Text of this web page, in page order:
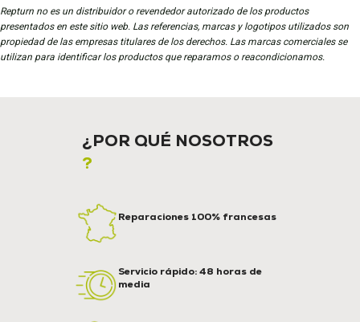
Repturn no es un distribuidor o revendedor autorizado de los productos
presentados en este sitio web. Las referencias, marcas y logotipos utilizados son
propiedad de las empresas titulares de los derechos. Las marcas comerciales se
utilizan para identificar los productos que reparamos o reacondicionamos.
¿POR QUÉ NOSOTROS
?
Reparaciones 100% francesas
Servicio rápido: 48 horas de
media